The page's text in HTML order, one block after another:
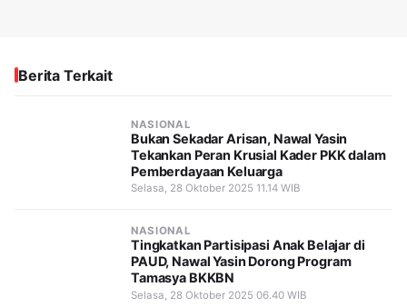
Berita Terkait
NASIONAL
Bukan Sekadar Arisan, Nawal Yasin
Tekankan Peran Krusial Kader PKK dalam
Pemberdayaan Keluarga
Selasa, 28 Oktober 2025 11.14 WIB
NASIONAL
Tingkatkan Partisipasi Anak Belajar di
PAUD, Nawal Yasin Dorong Program
Tamasya BKKBN
Selasa, 28 Oktober 2025 06.40 WIB